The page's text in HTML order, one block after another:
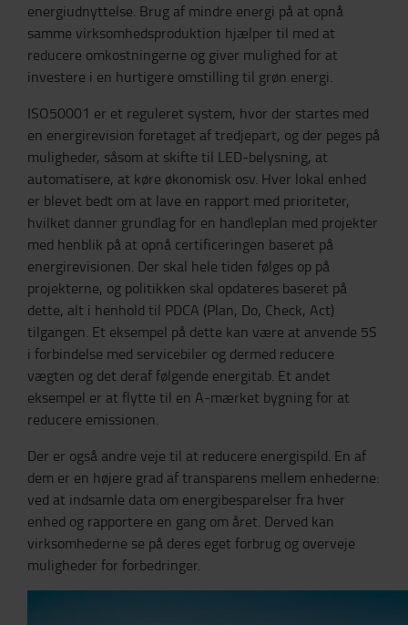
energiudnyttelse. Brug af mindre energi på at opnå
samme virksomhedsproduktion hjælper til med at
reducere omkostningerne og giver mulighed for at
investere i en hurtigere omstilling til grøn energi.
ISO50001 er et reguleret system, hvor der startes med
en energirevision foretaget af tredjepart, og der peges på
muligheder, såsom at skifte til LED-belysning, at
automatisere, at køre økonomisk osv. Hver lokal enhed
er blevet bedt om at lave en rapport med prioriteter,
hvilket danner grundlag for en handleplan med projekter
med henblik på at opnå certificeringen baseret på
energirevisionen. Der skal hele tiden følges op på
projekterne, og politikken skal opdateres baseret på
dette, alt i henhold til PDCA (Plan, Do, Check, Act)
tilgangen. Et eksempel på dette kan være at anvende 5S
i forbindelse med servicebiler og dermed reducere
vægten og det deraf følgende energitab. Et andet
eksempel er at flytte til en A-mærket bygning for at
reducere emissionen.
Der er også andre veje til at reducere energispild. En af
dem er en højere grad af transparens mellem enhederne:
ved at indsamle data om energibesparelser fra hver
enhed og rapportere en gang om året. Derved kan
virksomhederne se på deres eget forbrug og overveje
muligheder for forbedringer.